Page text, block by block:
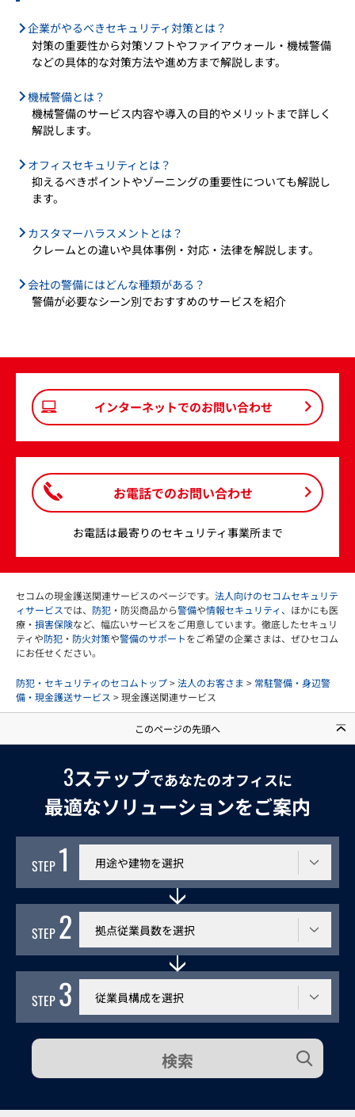
企業がやるべきセキュリティ対策とは？
対策の重要性から対策ソフトやファイアウォール・機械警備
などの具体的な対策方法や進め方まで解説します。
機械警備とは？
機械警備のサービス内容や導入の目的やメリットまで詳しく
解説します。
オフィスセキュリティとは？
抑えるべきポイントやゾーニングの重要性についても解説し
ます。
カスタマーハラスメントとは？
クレームとの違いや具体事例・対応・法律を解説します。
会社の警備にはどんな種類がある？
警備が必要なシーン別でおすすめのサービスを紹介
インターネットでのお問い合わせ
お電話でのお問い合わせ
お電話は最寄りのセキュリティ事業所まで
セコムの現金護送関連サービスのページです。 法人向けのセコムセキュリテ
ィサービスでは、 防犯 ・防災商品から警備や情報セキュリティ、ほかにも医
療・ 損害保険など、幅広いサービスをご用意しています。徹底したセキュリ
ティや防犯 ・ 防火対策や警備のサポートをご希望の企業さまは、ぜひセコム
にお任せください。
防犯・セキュリティのセコムトップ>法人のお客さま > 常駐警備・身辺警
備・現金護送サービス > 現金護送関連サービス
このページの先頭へ
3ステップであなたのオフィスに
最適なソリューションをご案内
STEP 1 利用する建物
STEP 2 従業員数
STEP 3 従業員構成
検索